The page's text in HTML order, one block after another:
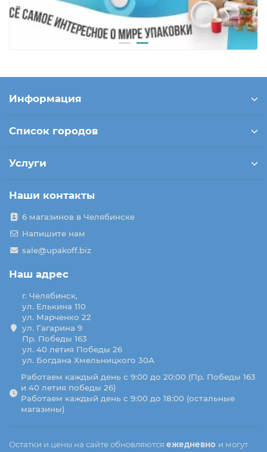
Информация
Список городов
Услуги
Наши контакты
6 магазинов в Челябинске
Напишите нам
sale@upakoff.biz
Наш адрес
г. Челябинск,
ул. Елькина 110
ул. Марченко 22
ул. Гагарина 9
Пр. Победы 163
ул. 40 летия Победы 26
ул. Богдана Хмельницкого 30А
Работаем каждый день с 9:00 до 20:00 (Пр. Победы 163
и 40 летия победы 26)
Работаем каждый день с 9:00 до 18:00 (остальные
магазины)
Остатки и цены на сайте обновляются ежедневно и могут